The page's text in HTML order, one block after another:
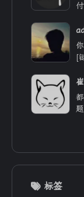
[链接] 站
标签